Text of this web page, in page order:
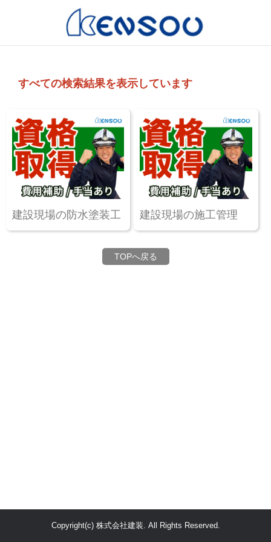
すべての検索結果を表示しています
建設現場の防水塗装工 建設現場の施工管理
TOPへ戻る
Copyright(c) 株式会社建装. All Rights Reserved.